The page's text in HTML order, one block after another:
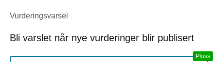
Vurderings­varsel
Bli varslet når nye vurderinger blir publisert